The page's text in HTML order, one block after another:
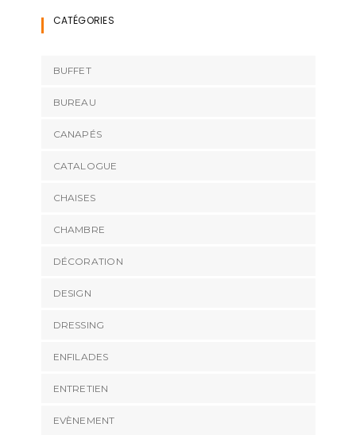
CATÉGORIES
BUFFET
BUREAU
CANAPÉS
CATALOGUE
CHAISES
CHAMBRE
DÉCORATION
DESIGN
DRESSING
ENFILADES
ENTRETIEN
EVÈNEMENT